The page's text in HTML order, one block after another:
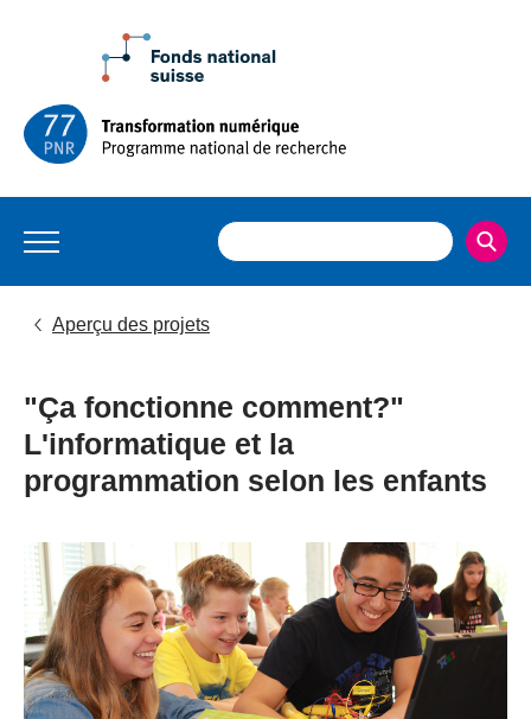
Aperçu des projets
"Ça fonctionne comment?"
L'informatique et la
programmation selon les enfants